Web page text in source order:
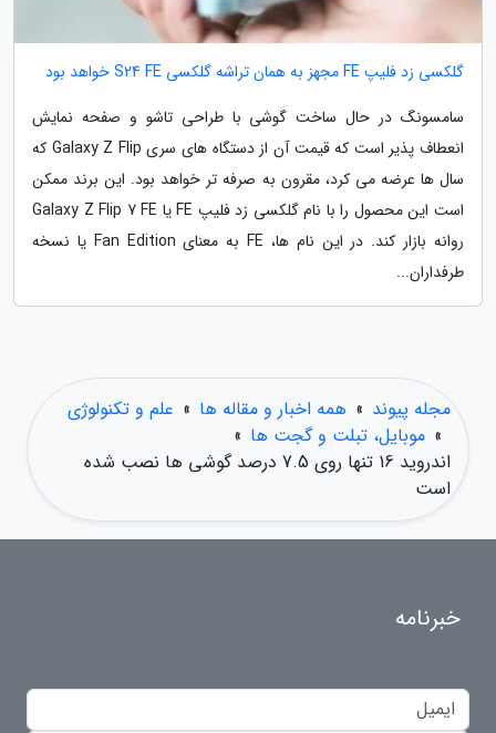
گلکسی زد فلیپ FE مجهز به همان تراشه گلکسی S24 FE خواهد بود
سامسونگ در حال ساخت گوشی با طراحی تاشو و صفحه نمایش
انعطاف پذیر است که قیمت آن از دستگاه های سری Galaxy Z Flip که
سال ها عرضه می کرد، مقرون به صرفه تر خواهد بود. این برند ممکن
است این محصول را با نام گلکسی زد فلیپ FE یا Galaxy Z Flip 7 FE
روانه بازار کند. در این نام ها، FE به معنای Fan Edition یا نسخه
طرفداران...
مجله پیوند » همه اخبار و مقاله ها » علم و تکنولوژی
» موبایل، تبلت و گجت ها »
اندروید 16 تنها روی 7.5 درصد گوشی ها نصب شده
است
خبرنامه